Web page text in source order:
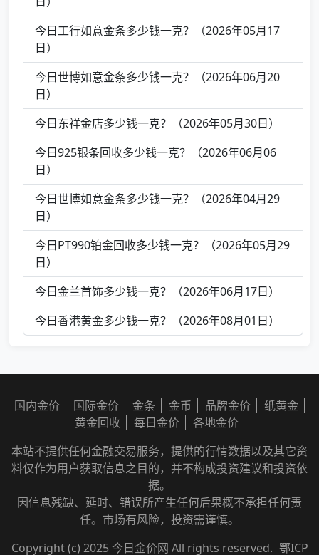
今日工行如意金条多少钱一克？（2026年05月17
日）
今日世博如意金条多少钱一克？（2026年06月20
日）
今日东祥金店多少钱一克？（2026年05月30日）
今日925银条回收多少钱一克？（2026年06月06
日）
今日世博如意金条多少钱一克？（2026年04月29
日）
今日PT990铂金回收多少钱一克？（2026年05月29
日）
今日金兰首饰多少钱一克？（2026年06月17日）
今日香港黄金多少钱一克？（2026年08月01日）
国内金价 国际金价 金条 金币 品牌金价
纸黄金
黄金回收
每日金价
各地金价
本站不提供任何金融交易服务，提供的行情数据以及其它资
料仅作为用户获取信息之目的，并不构成投资建议和投资依
据。
因信息残缺、延时、错误所产生任何后果概不承担任何责
任。市场有风险，投资需谨慎。
Copyright (c) 2025 今日金价网 All rights reserved. 鄂ICP